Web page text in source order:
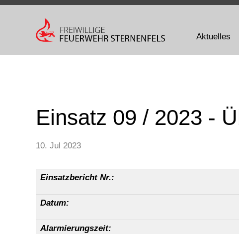
Aktuelles
Einsatz 09 / 2023 -
10. Jul 2023
Einsatzbericht Nr.:
Datum:
Alarmierungszeit: